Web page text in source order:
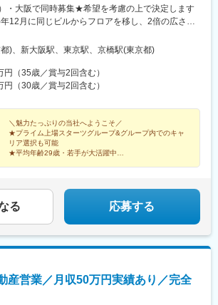
士見町駅(神奈川県)、京成西船駅、京成千葉駅、新
幡駅(都営線)、リゾートゲートウェイ・ステーショ
駅、北初富駅、京成稲毛駅、習志野駅、幸谷駅、
習院下駅、内幸町駅、岩本町駅、京急蒲田駅、京
門駅、銀座一丁目駅、西日暮里駅(舎人ライナー)、
高輪駅、水道橋駅、立川南駅、江古田駅、九品仏
京都)、本郷三丁目駅、茅場町駅、新代田駅、蒲生
八幡駅、東京ディズニーランド・ステーション駅
・大阪で同時募集★希望を考慮の上で決定します
12月に同じビルからフロアを移し、2倍の広さに
フェスペースなどもあり、とても快適です！本社
日本橋3-1-8 スターツ日本橋ビル3F・東京メトロ
所／大阪府大阪市淀川区西中島5-14-5 ニッセイ新
・大阪地下鉄御堂筋線「新大阪駅」南改札徒歩2
)、新大阪駅、東京駅、京橋駅(東京都)
円（35歳／賞与2回含む）
円（30歳／賞与2回含む）
＼魅力たっぷりの当社へようこそ／
★プライム上場スターツグループ&グループ内でのキャ
リア選択も可能
★平均年齢29歳・若手が大活躍中
る 応募する
産営業／月収50万円実績あり／完全